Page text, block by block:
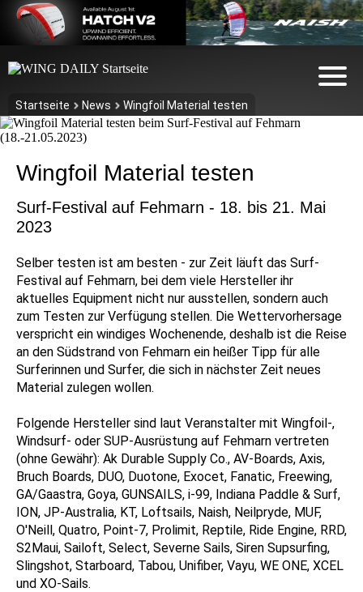
Startseite News Wingfoil Material testen
Wingfoil Material testen
Surf-Festival auf Fehmarn - 18. bis 21. Mai
2023
Selber testen ist am besten - zur Zeit läuft das Surf-
Festival auf Fehmarn, bei dem viele Hersteller ihr
aktuelles Equipment nicht nur ausstellen, sondern auch
zum Testen zur Verfügung stellen. Die Wettervorhersage
verspricht ein windiges Wochenende, deshalb ist die Reise
an den Südstrand von Fehmarn ein heißer Tipp für alle
Surferinnen und Surfer, die sich in nächster Zeit neues
Material zulegen wollen.
Folgende Hersteller sind laut Veranstalter mit Wingfoil-,
Windsurf- oder SUP-Ausrüstung auf Fehmarn vertreten
(ohne Gewähr): Ak Durable Supply Co., AV-Boards, Axis,
Bruch Boards, DUO, Duotone, Exocet, Fanatic, Freewing,
GA/Gaastra, Goya, GUNSAILS, i-99, Indiana Paddle & Surf,
ION, JP-Australia, KT, Loftsails, Naish, Neilpryde, MUF,
O'Neill, Quatro, Point-7, Prolimit, Reptile, Ride Engine, RRD,
S2Maui, Sailoft, Select, Severne Sails, Siren Supsurfing,
Slingshot, Starboard, Tabou, Unifiber, Vayu, WE ONE, XCEL
und XO-Sails.